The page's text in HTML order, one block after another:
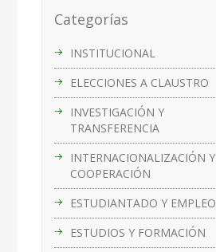
Categorías
INSTITUCIONAL
ELECCIONES A CLAUSTRO
INVESTIGACIÓN Y
TRANSFERENCIA
INTERNACIONALIZACIÓN Y
COOPERACIÓN
ESTUDIANTADO Y EMPLEO
ESTUDIOS Y FORMACIÓN